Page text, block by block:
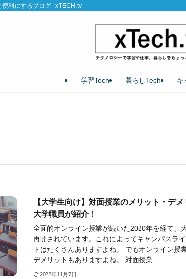
利にするブログ | xTECH.tv
学習Tech 暮らしTech キ
【大学生向け】対面授業のメリット・デ
大学職員が紹介！
全面的オンライン授業が続いた2020年を経て、
再開されています。これによってキャンパスラ
トはたくさんありますよね。 でもオンライン授
デメリットもありますよね。 対面授業...
2022年11月7日